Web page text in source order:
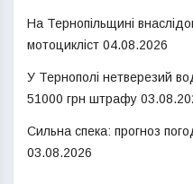
На Тернопільщині
мотоцикліст 04.08.2026
У Тернополі нетверезий
51000 грн штрафу
Сильна спека: прогноз
03.08.2026